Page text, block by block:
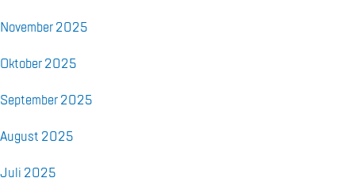
No­vem­ber 2025
Ok­to­ber 2025
Sep­tem­ber 2025
Au­gust 2025
Juli 2025